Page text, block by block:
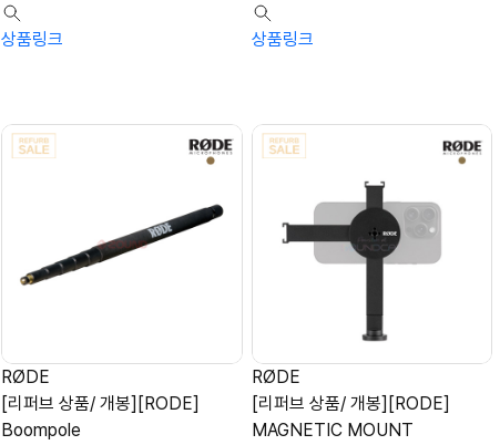
상품링크 상품링크
RØDE
[리퍼브 상품/ 개봉][RODE]
Boompole
RØDE
[리퍼브 상품/ 개봉][RODE]
MAGNETIC MOUNT